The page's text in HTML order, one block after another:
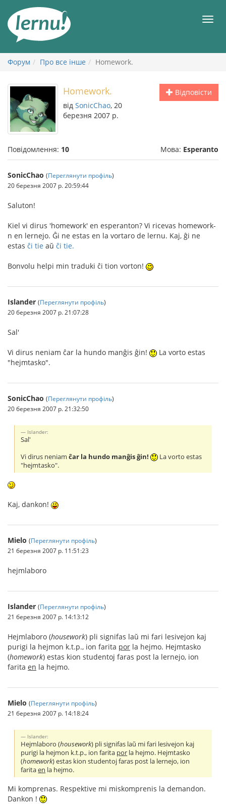
змісту
Форум Про все інше Homework.
Відповісти
Homework.
від SonicChao, 20
березня 2007 р.
Повідомлення: 10 Мова: Esperanto
SonicChao (Переглянути профіль)
20 березня 2007 р. 20:59:44
Saluton!
Kiel vi dirus 'homework' en esperanton? Vi ricevas homework-
n en lernejo. Ĝi ne estas en la vortaro de lernu. Kaj, ĝi ne
estas ĉi tie aŭ ĉi tie.
Bonvolu helpi min traduki ĉi tion vorton!
Islander (Переглянути профіль)
20 березня 2007 р. 21:07:28
Sal'
Vi dirus neniam ĉar la hundo manĝis ĝin!
La vorto estas
"hejmtasko".
SonicChao (Переглянути профіль)
20 березня 2007 р. 21:32:50
Islander:
Sal'
Vi dirus neniamĉar la hundo manĝis ĝin!
La vorto estas
"hejmtasko".
Kaj, dankon!
Mielo (Переглянути профіль)
21 березня 2007 р. 11:51:23
hejmlaboro
Islander (Переглянути профіль)
21 березня 2007 р. 14:13:12
Hejmlaboro (housework) pli signifas laŭ mi fari lesivejon kaj
purigi la hejmon k.t.p., ion farita por la hejmo. Hejmtasko
(homework) estas kion studentoj faras post la lernejo, ion
farita en la hejmo.
Mielo (Переглянути профіль)
21 березня 2007 р. 14:18:24
Islander:
Hejmlaboro (housework) pli signifas laŭ mi fari lesivejon kaj
purigi la hejmon k.t.p., ion farita por la hejmo. Hejmtasko
(homework) estas kion studentoj faras post la lernejo, ion
faritaen la hejmo.
Mi komprenas. Respektive mi miskomprenis la demandon.
Dankon !